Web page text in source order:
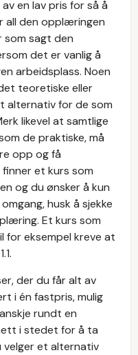
en lav pris for så å
all den opplæringen
som sagt den
det er vanlig å
arbeidsplass. Noen
teoretiske eller
alternativ for de som
likevel at samtlige
de praktiske, må
opp og få
et kurs som
og du ønsker å kun
husk å sjekke
Et kurs som
for eksempel kreve at
der du får alt av
i én fastpris, mulig
rundt en
i stedet for å ta
velger et alternativ